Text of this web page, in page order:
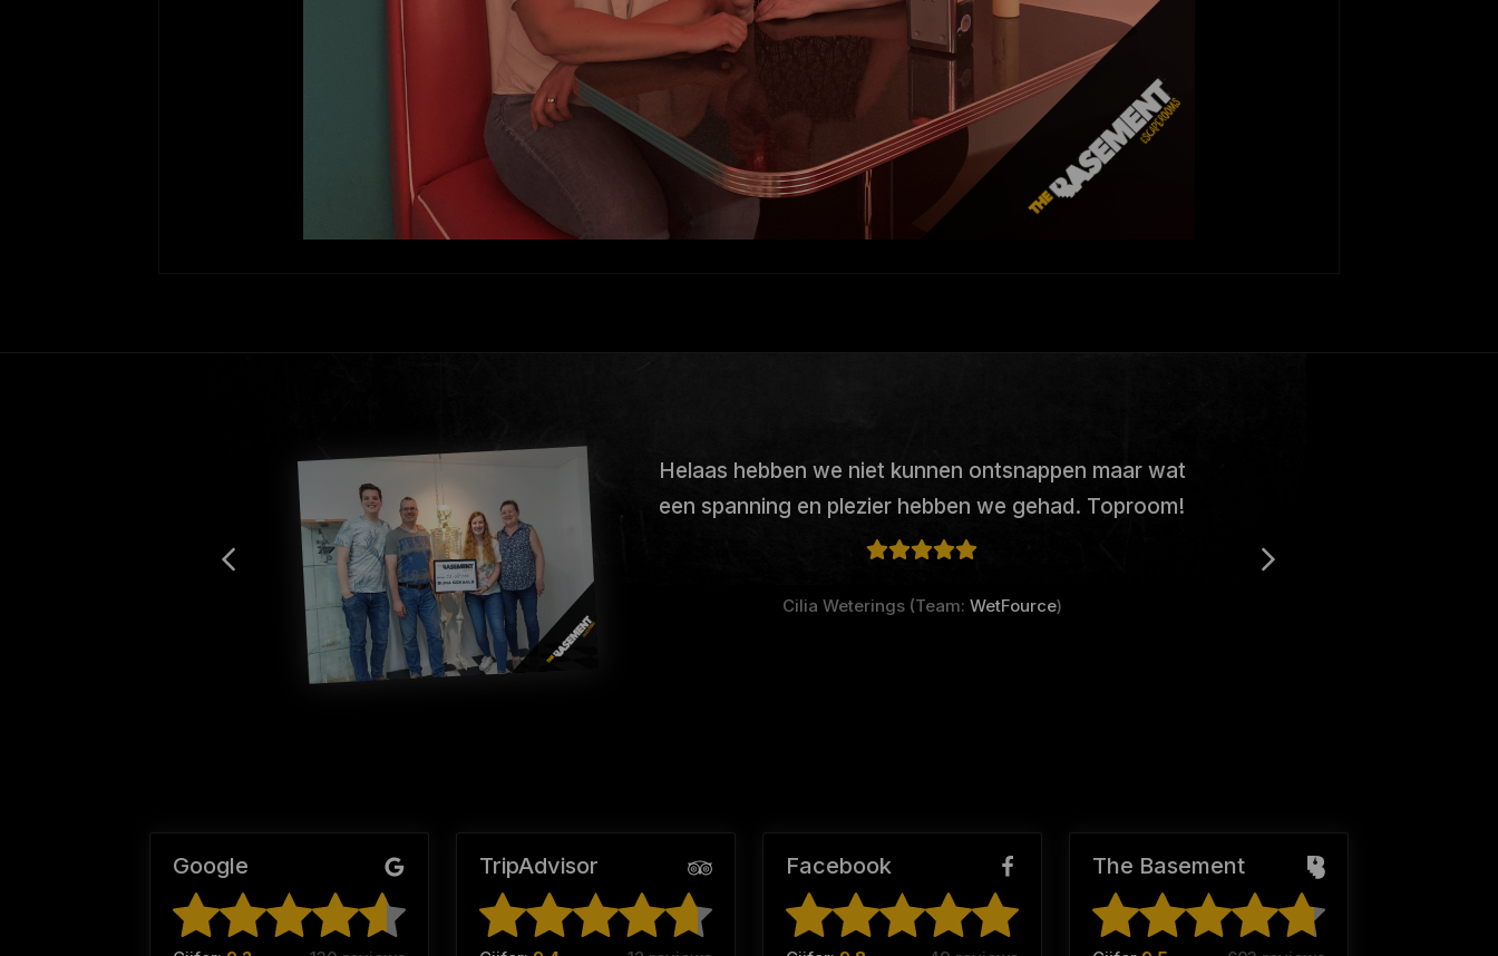
Helaas hebben we niet kunnen ontsnappen maar wat
een spanning en plezier hebben we gehad. Toproom!
Cilia Weterings (Team: WetFource)
Google TripAdvisor Facebook The Basement